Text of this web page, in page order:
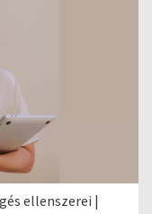
ellenszerei |